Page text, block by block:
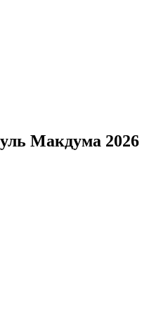
Макдума 2026